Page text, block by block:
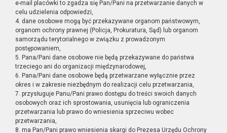
e-mail placówki to zgadza się Pan/Pani na przetwarzanie danych w
celu udzielenia odpowiedzi,
4. dane osobowe mogą być przekazywane organom państwowym,
organom ochrony prawnej (Policja, Prokuratura, Sąd) lub organom
samorządu terytorialnego w związku z prowadzonym
postępowaniem,
5. Pana/Pani dane osobowe nie będą przekazywane do państwa
trzeciego ani do organizacji międzynarodowej,
6. Pana/Pani dane osobowe będą przetwarzane wyłącznie przez
okres i w zakresie niezbędnym do realizacji celu przetwarzania,
7. przysługuje Panu/Pani prawo dostępu do treści swoich danych
osobowych oraz ich sprostowania, usunięcia lub ograniczenia
przetwarzania lub prawo do wniesienia sprzeciwu wobec
przetwarzania,
8. ma Pan/Pani prawo wniesienia skargi do Prezesa Urzędu Ochrony